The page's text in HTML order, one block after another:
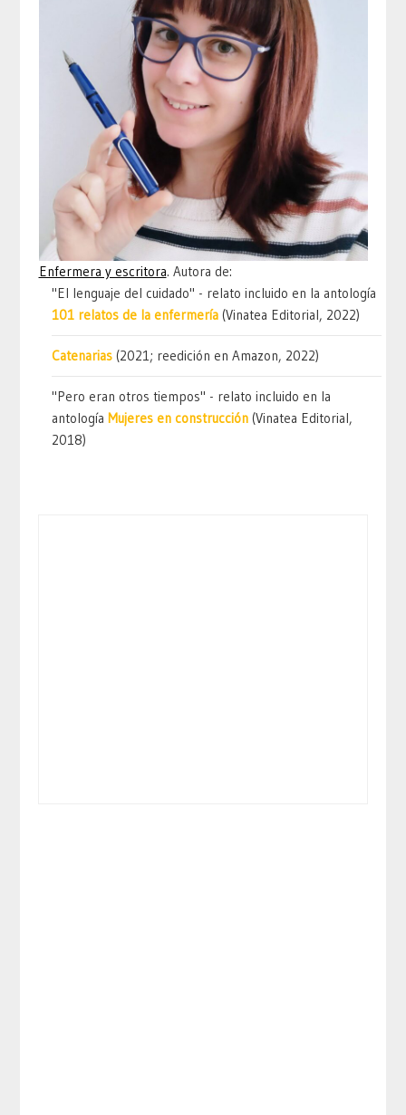
Enfermera y escritora. Autora de:
"El lenguaje del cuidado" - relato incluido en la antología
101 relatos de la enfermería (Vinatea Editorial, 2022)
Catenarias (2021; reedición en Amazon, 2022)
"Pero eran otros tiempos" - relato incluido en la
antología Mujeres en construcción (Vinatea Editorial,
2018)